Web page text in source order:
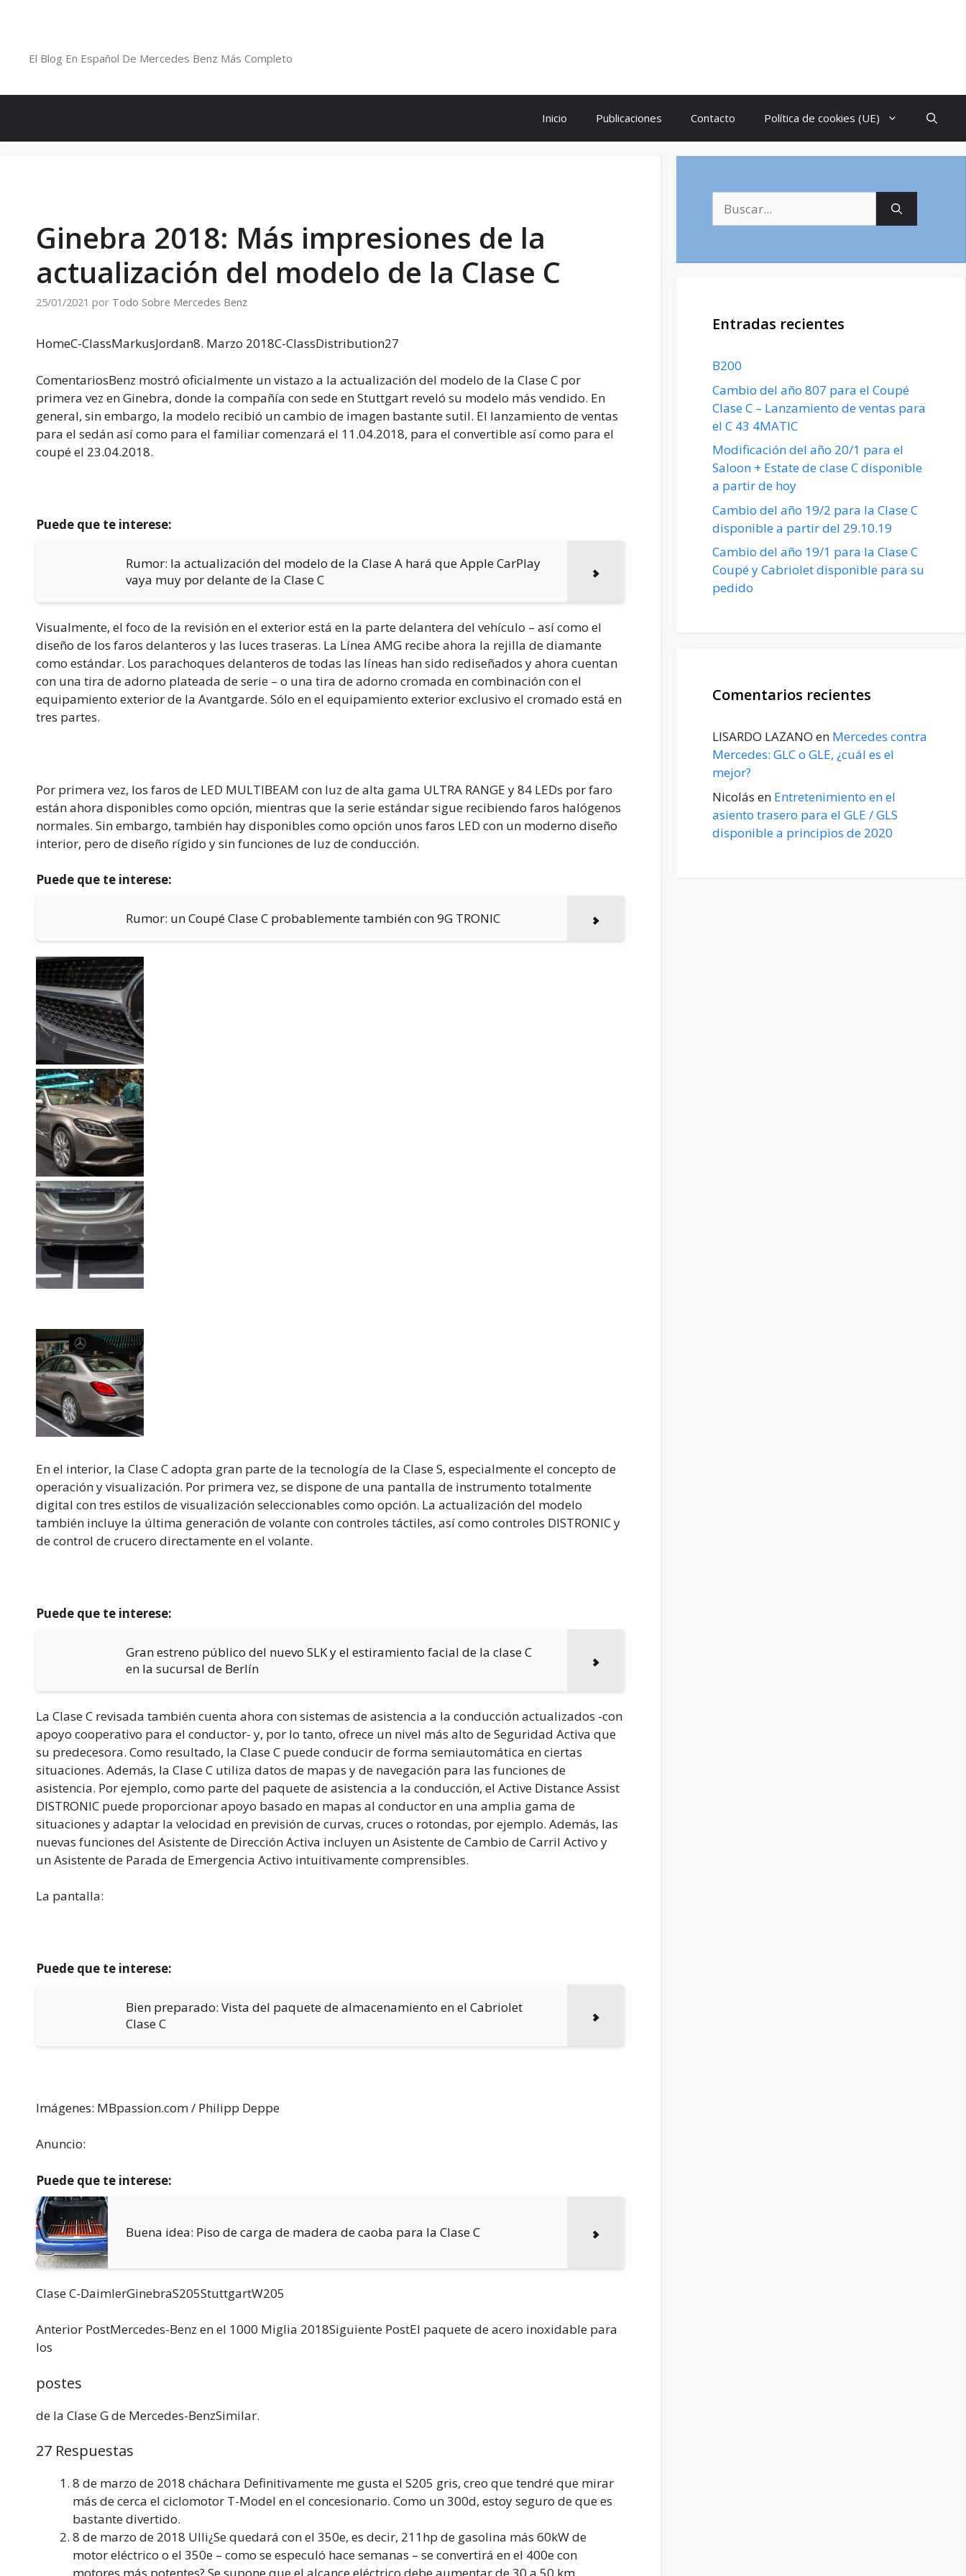
El Blog En Español De Mercedes Benz Más Completo
Inicio Publicaciones Contacto Política de cookies (UE)
Ginebra 2018: Más impresiones de la
actualización del modelo de la Clase C
25/01/2021 por Todo Sobre Mercedes Benz
HomeC-ClassMarkusJordan8. Marzo 2018C-ClassDistribution27
ComentariosBenz mostró oficialmente un vistazo a la actualización del modelo de la Clase C por
primera vez en Ginebra, donde la compañía con sede en Stuttgart reveló su modelo más vendido. En
general, sin embargo, la modelo recibió un cambio de imagen bastante sutil. El lanzamiento de ventas
para el sedán así como para el familiar comenzará el 11.04.2018, para el convertible así como para el
coupé el 23.04.2018.
Puede que te interese:
Rumor: la actualización del modelo de la Clase A hará que Apple CarPlay
vaya muy por delante de la Clase C
Visualmente, el foco de la revisión en el exterior está en la parte delantera del vehículo – así como el
diseño de los faros delanteros y las luces traseras. La Línea AMG recibe ahora la rejilla de diamante
como estándar. Los parachoques delanteros de todas las líneas han sido rediseñados y ahora cuentan
con una tira de adorno plateada de serie – o una tira de adorno cromada en combinación con el
equipamiento exterior de la Avantgarde. Sólo en el equipamiento exterior exclusivo el cromado está en
tres partes.
Por primera vez, los faros de LED MULTIBEAM con luz de alta gama ULTRA RANGE y 84 LEDs por faro
están ahora disponibles como opción, mientras que la serie estándar sigue recibiendo faros halógenos
normales. Sin embargo, también hay disponibles como opción unos faros LED con un moderno diseño
interior, pero de diseño rígido y sin funciones de luz de conducción.
Puede que te interese:
Rumor: un Coupé Clase C probablemente también con 9G TRONIC
En el interior, la Clase C adopta gran parte de la tecnología de la Clase S, especialmente el concepto de
operación y visualización. Por primera vez, se dispone de una pantalla de instrumento totalmente
digital con tres estilos de visualización seleccionables como opción. La actualización del modelo
también incluye la última generación de volante con controles táctiles, así como controles DISTRONIC y
de control de crucero directamente en el volante.
Puede que te interese:
Gran estreno público del nuevo SLK y el estiramiento facial de la clase C
en la sucursal de Berlín
La Clase C revisada también cuenta ahora con sistemas de asistencia a la conducción actualizados -con
apoyo cooperativo para el conductor- y, por lo tanto, ofrece un nivel más alto de Seguridad Activa que
su predecesora. Como resultado, la Clase C puede conducir de forma semiautomática en ciertas
situaciones. Además, la Clase C utiliza datos de mapas y de navegación para las funciones de
asistencia. Por ejemplo, como parte del paquete de asistencia a la conducción, el Active Distance Assist
DISTRONIC puede proporcionar apoyo basado en mapas al conductor en una amplia gama de
situaciones y adaptar la velocidad en previsión de curvas, cruces o rotondas, por ejemplo. Además, las
nuevas funciones del Asistente de Dirección Activa incluyen un Asistente de Cambio de Carril Activo y
un Asistente de Parada de Emergencia Activo intuitivamente comprensibles.
La pantalla:
Puede que te interese:
Bien preparado: Vista del paquete de almacenamiento en el Cabriolet
Clase C
Imágenes: MBpassion.com / Philipp Deppe
Anuncio:
Puede que te interese:
Buena idea: Piso de carga de madera de caoba para la Clase C
Clase C-DaimlerGinebraS205StuttgartW205
Anterior PostMercedes-Benz en el 1000 Miglia 2018Siguiente PostEl paquete de acero inoxidable para
los
postes
de la Clase G de Mercedes-BenzSimilar.
27 Respuestas
8 de marzo de 2018 cháchara Definitivamente me gusta el S205 gris, creo que tendré que mirar
más de cerca el ciclomotor T-Model en el concesionario. Como un 300d, estoy seguro de que es
bastante divertido.
8 de marzo de 2018 Ulli¿Se quedará con el 350e, es decir, 211hp de gasolina más 60kW de
motor eléctrico o el 350e – como se especuló hace semanas – se convertirá en el 400e con
Entradas recientes
B200
Cambio del año 807 para el Coupé
Clase C – Lanzamiento de ventas para
el C 43 4MATIC
Modificación del año 20/1 para el
Saloon + Estate de clase C disponible
a partir de hoy
Cambio del año 19/2 para la Clase C
disponible a partir del 29.10.19
Cambio del año 19/1 para la Clase C
Coupé y Cabriolet disponible para su
pedido
Comentarios recientes
LISARDO LAZANO en Mercedes contra
Mercedes: GLC o GLE, ¿cuál es el
mejor?
Nicolás en Entretenimiento en el
asiento trasero para el GLE / GLS
disponible a principios de 2020